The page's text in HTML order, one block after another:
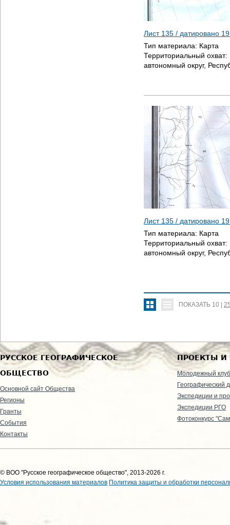
Лист 135 / датировано
Тип материала: Карта
Территориальный охват:
автономный округ,
Лист 135 / датировано
Тип материала: Карта
Территориальный охват:
автономный округ,
ПОКАЗАТЬ 10
РУССКОЕ ГЕОГРАФИЧЕСКОЕ
ОБЩЕСТВО
Основной сайт Общества
Регионы
Гранты
События
Контакты
ПРОЕКТЫ И
Молодежный клуб
Географический
Экспедиции и
Экспедиции РГО
Фотоконкурс
© ВОО "Русское географическое общество", 2013-2026 г.
Условия использования материалов Политика защиты и обработки